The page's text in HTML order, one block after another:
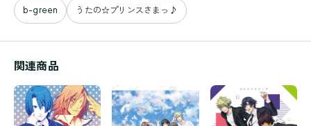
b-green うたの☆プリンスさまっ♪
関連商品